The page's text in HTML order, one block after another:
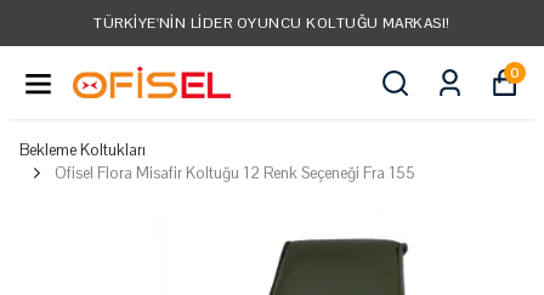
TÜRKIYE'NIN LIDER OYUNCU KOLTUĞU MARKASI!
0
Bekleme Koltukları
Ofisel Flora Misafir Koltuğu 12 Renk Seçeneği Fra 155